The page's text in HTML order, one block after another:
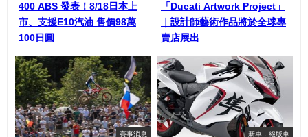
400 ABS 發表！8/18日本上
市、支援E10汽油 售價98萬
100日圓
「Ducati Artwork Project」
｜設計師藝術作品將於全球專
賣店展出
賽事消息 新車．絕版車